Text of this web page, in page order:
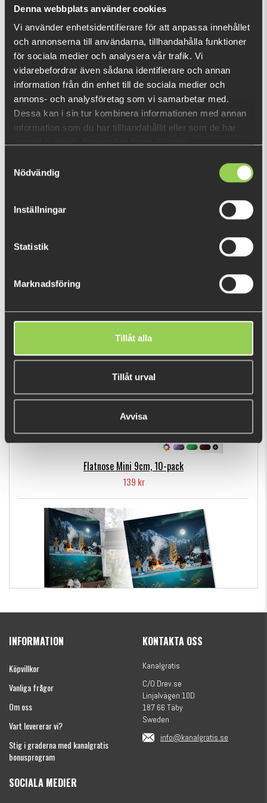
Denna webbplats använder cookies
Vi använder enhetsidentifierare för att anpassa innehållet
och annonserna till användarna, tillhandahålla funktioner
för sociala medier och analysera vår trafik. Vi
vidarebefordrar även sådana identifierare och annan
information från din enhet till de sociala medier och
annons- och analysföretag som vi samarbetar med.
Dessa kan i sin tur kombinera informationen med annan
information som du har tillhandahållit eller som de har
Nödvändig
Inställningar
Statistik
Marknadsföring
Tillåt alla
Tillåt urval
Avvisa
Vad är detta?
DU TITTADE NYLIGEN PÅ
POPULÄRA PRODUKTER
Flatnose Mini 9cm, 10-pack
139 kr
(julkalender)
INFORMATION
Köpvillkor
Vanliga frågor
Om oss
Vart levererar vi?
Stig i graderna med kanalgratis
bonusprogram
KONTAKTA OSS
Kanalgratis
C/O Drev.se
Linjalvägen 10D
187 66 Täby
Sweden
info@kanalgratis.se
SOCIALA MEDIER